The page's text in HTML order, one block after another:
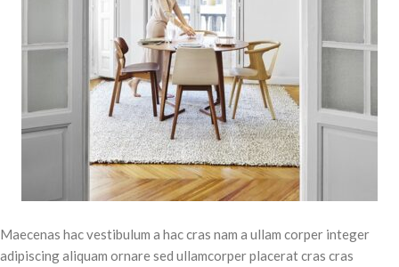
Maecenas hac vestibulum a hac cras nam a ullam corper integer
adipiscing aliquam ornare sed ullamcorper placerat cras cras